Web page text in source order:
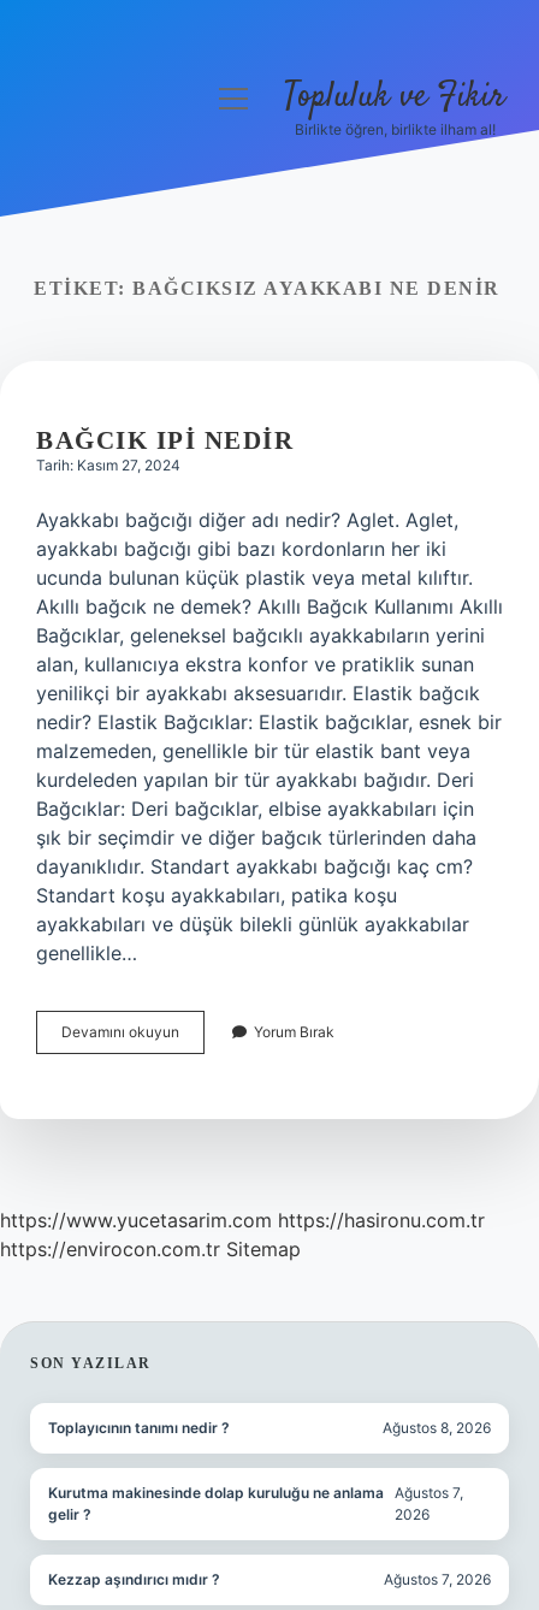
Yasal Uyarı
menüyüTopluluk ve Fikir
Birlikte öğren, birlikte ilham al!
ETIKET: BAĞCIKSIZ AYAKKABI NE DENIR
BAĞCIK IPI NEDIR
Tarih: Kasım 27, 2024
Ayakkabı bağcığı diğer adı nedir? Aglet. Aglet,
ayakkabı bağcığı gibi bazı kordonların her iki
ucunda bulunan küçük plastik veya metal kılıftır.
Akıllı bağcık ne demek? Akıllı Bağcık Kullanımı Akıllı
Bağcıklar, geleneksel bağcıklı ayakkabıların yerini
alan, kullanıcıya ekstra konfor ve pratiklik sunan
yenilikçi bir ayakkabı aksesuarıdır. Elastik bağcık
nedir? Elastik Bağcıklar: Elastik bağcıklar, esnek bir
malzemeden, genellikle bir tür elastik bant veya
kurdeleden yapılan bir tür ayakkabı bağıdır. Deri
Bağcıklar: Deri bağcıklar, elbise ayakkabıları için
şık bir seçimdir ve diğer bağcık türlerinden daha
dayanıklıdır. Standart ayakkabı bağcığı kaç cm?
Standart koşu ayakkabıları, patika koşu
ayakkabıları ve düşük bilekli günlük ayakkabılar
genellikle…
Devamını okuyun
Ipi
Yorum Bırak
https://www.yucetasarim.com https://hasironu.com.tr
https://envirocon.com.tr Sitemap
SIDEBAR
SON YAZILAR
Toplayıcının tanımı nedir ? Ağustos 8, 2026
Kurutma makinesinde dolap kuruluğu ne anlama
gelir ?
Ağustos 7,
2026
Kezzap aşındırıcı mıdır ? Ağustos 7, 2026